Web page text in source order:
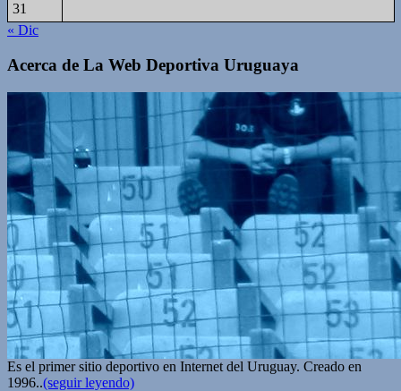
31
« Dic
Acerca de La Web Deportiva Uruguaya
Es el primer sitio deportivo en Internet del Uruguay. Creado en
1996..(seguir leyendo)